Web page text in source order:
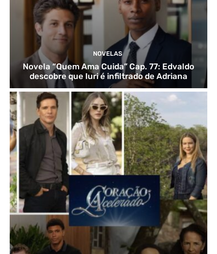
NOVELAS
Novela “Quem Ama Cuida” Cap. 77: Edvaldo
descobre que Iuri é infiltrado de Adriana